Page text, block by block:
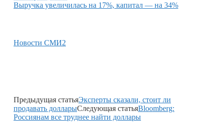
Выручка увеличилась на 17%, капитал — на 34%
Новости СМИ2
Предыдущая статьяЭксперты сказали, стоит ли
продавать долларыСледующая статьяBloomberg:
Россиянам все труднее найти доллары